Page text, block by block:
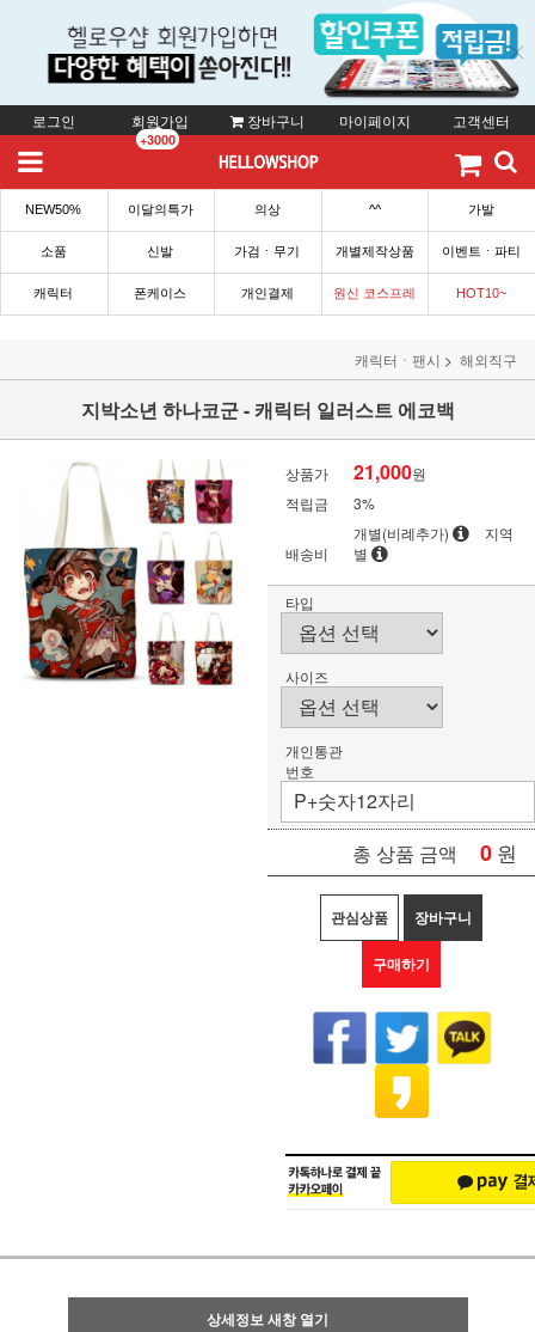
로그인 회원가입
+3000
장바구니 마이페이지 고객센터
NEW50% 이달의특가 의상 ^^ 가발
소품 신발 가검ㆍ무기 개별제작상품 이벤트ㆍ파티
캐릭터 폰케이스 개인결제 원신 코스프레 HOT10~
캐릭터ㆍ팬시 해외직구
지박소년 하나코군 - 캐릭터 일러스트 에코백
상품가 21,000원
적립금
3%
배송비
개별(비례추가)
지역
별
타입
사이즈
개인통관
번호
총 상품 금액 0 원
관심상품 장바구니
구매하기
상세정보 새창 열기